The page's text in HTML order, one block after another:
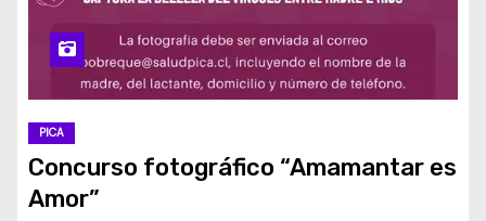
PICA
Concurso fotográfico “Amamantar es
Amor”